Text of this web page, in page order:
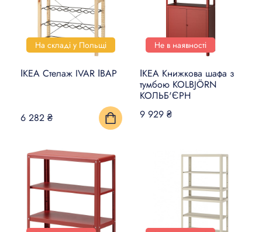
На складі у Польщі
ІКЕА Стелаж IVAR ІВАР
6 282 ₴
Не в наявності
ІКЕА Книжкова шафа з
тумбою KOLBJÖRN
КОЛЬБ'ЄРН
9 929 ₴